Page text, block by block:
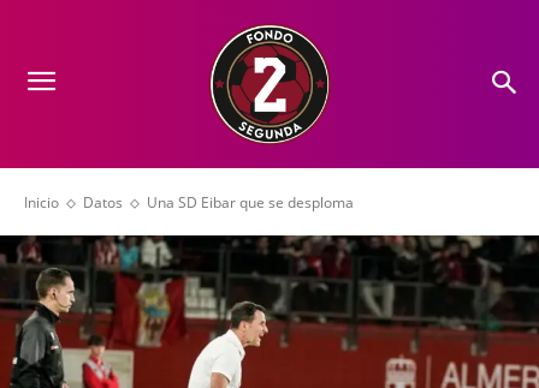
Inicio Datos Una SD Eibar que se desploma